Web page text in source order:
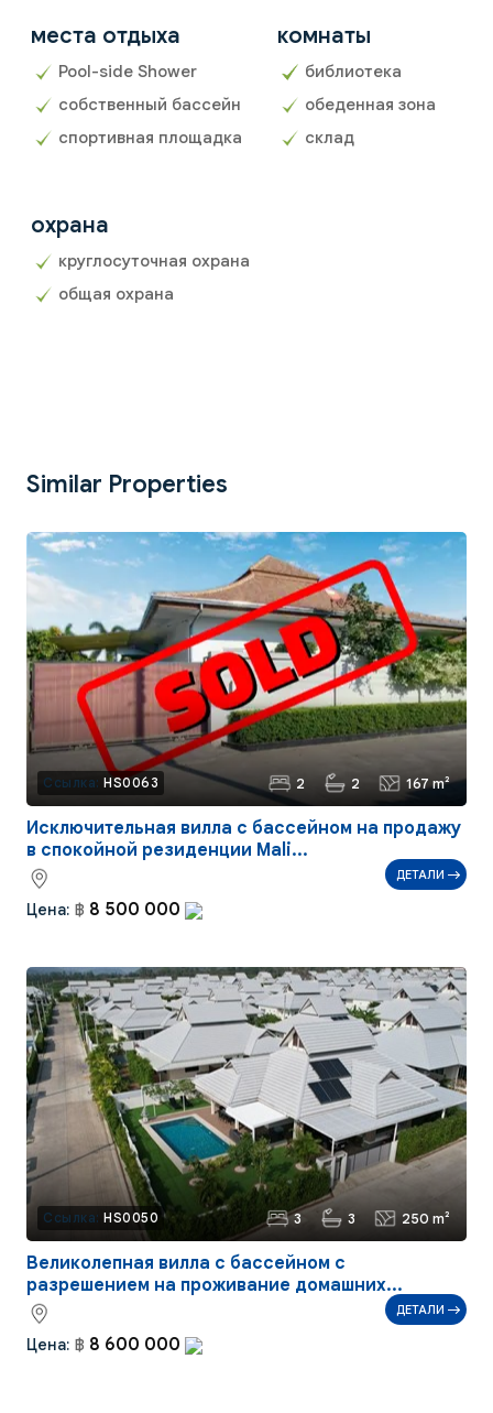
места отдыха
Pool-side Shower
собственный бассейн
спортивная площадка
комнаты
библиотека
обеденная зона
склад
охрана
круглосуточная охрана
общая охрана
Similar Properties
Ссылка: HS0063 2 2 167 m²
Исключительная вилла с бассейном на продажу
в спокойной резиденции Mali...
Цена: ฿ 8 500 000
ДЕТАЛИ
Ссылка: HS0050 3 3 250 m²
Великолепная вилла с бассейном с
разрешением на проживание домашних...
Цена: ฿ 8 600 000
ДЕТАЛИ